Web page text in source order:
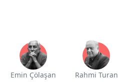
Emin Çölaşan Rahmi Turan